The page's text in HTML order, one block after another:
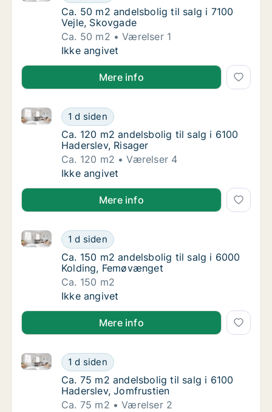
Ca. 50 m2 andelsbolig til salg i 7100 Vejle,
Ca. 50 m2 andelsbolig til salg i 7100
Vejle, Skovgade
Ca. 50 m2
Værelser 1
Ca. 50 m2 andelsbolig til salg i 7100 Vejle,
Ikke angivet
Mere info
Ca. 120 m2 andelsbolig til salg i 6100
1 d siden
Ca. 120 m2 andelsbolig til salg i 6100 Haderslev,
Ca. 120 m2 andelsbolig til salg i 6100
Ca. 120 m2 andelsbolig til salg i 6100
Haderslev, Risager
Ca. 120 m2
Værelser 4
Ca. 120 m2 andelsbolig til salg i 6100
Ikke angivet
Mere info
Ca. 150 m2 andelsbolig til salg i 6000
1 d siden
Ca. 150 m2 andelsbolig til salg i 6000 Kolding,
Ca. 150 m2 andelsbolig til salg i 6000
Ca. 150 m2 andelsbolig til salg i 6000
Kolding, Femøvænget
Ca. 150 m2
Ca. 150 m2 andelsbolig til salg i 6000
Ikke angivet
Mere info
Ca. 75 m2 andelsbolig til salg i 6100
1 d siden
Ca. 75 m2 andelsbolig til salg i 6100 Haderslev,
Ca. 75 m2 andelsbolig til salg i 6100
Ca. 75 m2 andelsbolig til salg i 6100
Haderslev, Jomfrustien
Ca. 75 m2
Værelser 2